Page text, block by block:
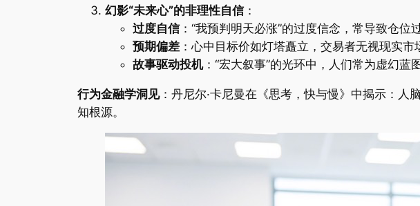
​幻影“未来心”的非理性自信​​：
​过度自信​：“我预判明天必涨”的过度信念，常导致仓位
​预期偏差​ ：心中目标价如灯塔矗立，交易者无视现实市
​故事驱动投机​：“宏大叙事”的光环中，人们常为虚幻蓝
​行为金融学洞见​：丹尼尔·卡尼曼在《思考，快与慢》中揭示：人
知根源。